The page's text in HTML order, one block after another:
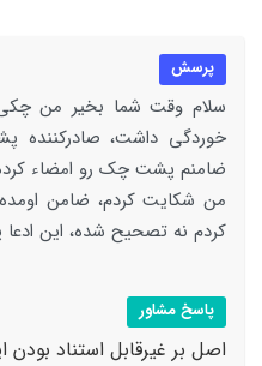
پرسش
سلام وقت شما بخیر من
خوردگی داشت، صادرکننده
ضامنم پشت چک رو امضاء
من شکایت کردم، ضامن
کردم نه تصحیح شده، این
پاسخ مشاور
اصل بر غیرقابل استناد بودن